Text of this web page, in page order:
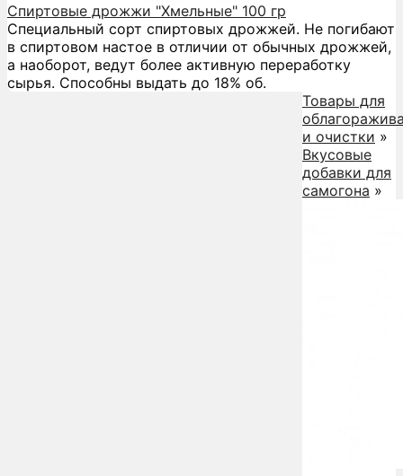
Спиртовые дрожжи "Хмельные" 100 гр
Специальный сорт спиртовых дрожжей. Не погибают
в спиртовом настое в отличии от обычных дрожжей,
а наоборот, ведут более активную переработку
сырья. Способны выдать до 18% об.
Товары для
и очистки »
Вкусовые
добавки для
самогона »